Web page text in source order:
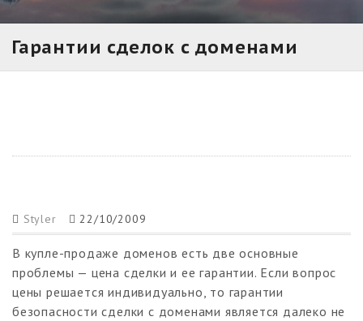
Гарантии сделок с доменами
Styler 22/10/2009
В купле-продаже доменов есть две основные
проблемы — цена сделки и ее гарантии. Если вопрос
цены решается индивидуально, то гарантии
безопасности сделки с доменами является далеко не